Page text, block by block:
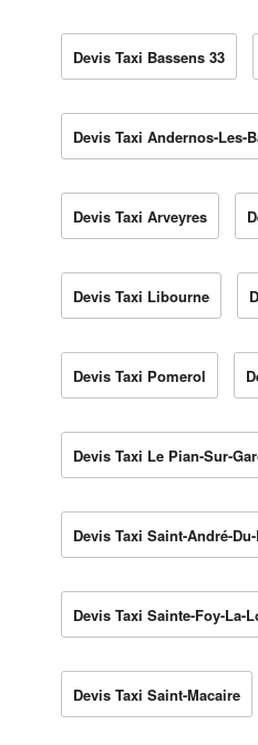
Devis Taxi Bassens 33
Devis Taxi Andernos-Les-
Devis Taxi Arveyres
Devis Taxi Libourne
Devis Taxi Pomerol
Devis Taxi Le Pian-Sur-
Devis Taxi Saint-André-
Devis Taxi Sainte-Foy-La-
Devis Taxi Saint-Macaire